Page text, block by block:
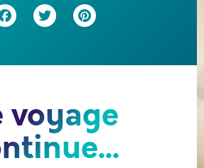
Facebook
Twitter
voyage